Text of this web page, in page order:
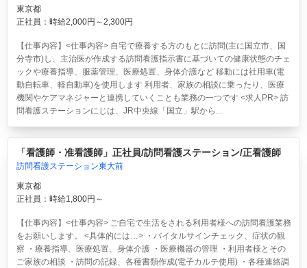
東京都
正社員：時給2,000円～2,300円
【仕事内容】<仕事内容> 自宅で療養する方のもとに訪問(主に国立市、国
分寺市)し、主治医が作成する訪問看護指示書に基づいての健康状態のチェ
ックや療養指導、服薬管理、医療処置、身体介護など 移動には社用車(電
動自転車、軽自動車)を使用します 利用者、家族の相談に乗ったり、医療
機関やケアマネジャーと連携していくことも業務の一つです <求人PR> 訪
問看護ステーションにじは、JR中央線「国立」駅から...
「看護師・准看護師」正社員/訪問看護ステーション/正看護師
訪問看護ステーション東大前
東京都
正社員：時給1,800円～
【仕事内容】<仕事内容> ご自宅で生活をされる利用者様への訪問看護業務
をお願いします。 <具体的には…> ・バイタルサインチェック、症状の観
察 ・療養指導、医療処置、身体介護 ・医療機器の管理 ・利用者様とその
ご家族の相談 ・訪問の記録、各種書類作成(電子カルテ使用) ・各種連絡調